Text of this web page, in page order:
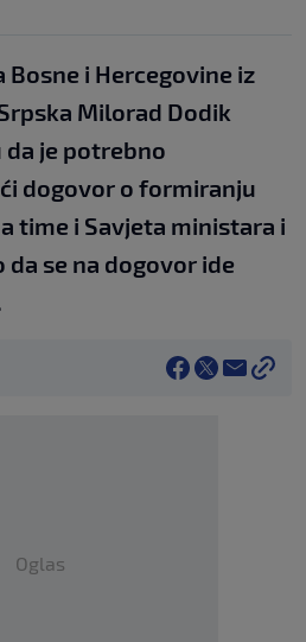
i Hercegovine iz
Milorad Dodik
da je potrebno
dogovor o formiranju
time i Savjeta ministara i
se na dogovor ide
Oglas